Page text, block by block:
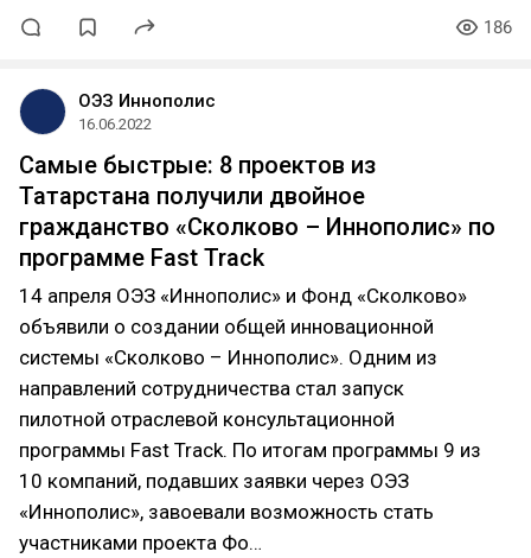
186
ОЭЗ Иннополис
16.06.2022
Самые быстрые: 8 проектов из
Татарстана получили двойное
гражданство «Сколково – Иннополис» по
программе Fast Track
14 апреля ОЭЗ «Иннополис» и Фонд «Сколково»
объявили о создании общей инновационной
системы «Сколково – Иннополис». Одним из
направлений сотрудничества стал запуск
пилотной отраслевой консультационной
программы Fast Track. По итогам программы 9 из
10 компаний, подавших заявки через ОЭЗ
«Иннополис», завоевали возможность стать
участниками проекта Фо…